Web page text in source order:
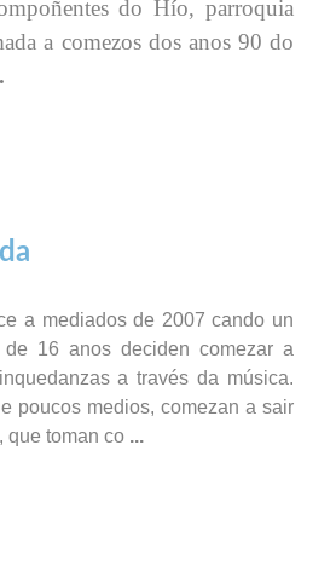
do Hío, parroquia
a comezos dos anos 90 do
a mediados de 2007 cando un
16 anos deciden comezar a
a través da música.
poucos medios, comezan a sair
que toman co ...